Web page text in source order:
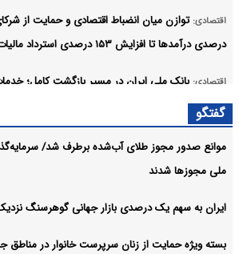
اقتصادی:
درصدی درآمدها تا افزایش ۱۵۳ درصدی استرداد مالیات
اقتصادی: بانک ملی ایران در مسیر بازگشت کامل؛
مدار خدمت‌رسانی بازمی‌گردند
اقتصادی: وزیر راه و شهرسازی از برداشته شدن گام
مرزی و حمل یکسره کالا خبر داد
اقتصادی: قیمت خودرو امروز ۱۸ مرداد ۱۴۰۵ در بازار مشخص شد
گفتگو
موانع صدور مجوز طلای آب‌شده برطرف شد/
ملی مجوزها شدند
ایران به سهم یک‌ درصدی بازار جهانی گوهرسنگ
بسته ویژه حمایت از زنان سرپرست خانوار در